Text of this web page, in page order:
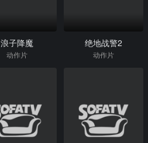
浪子降魔
动作片
绝地战警2
动作片